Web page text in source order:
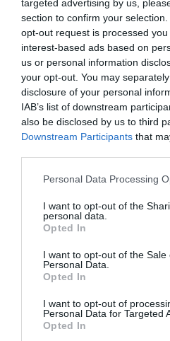
targeted advertising by us,
section to confirm your
opt-out request is processed
interest-based ads based on
us or personal information
your opt-out. You may
disclosure of your personal
IAB’s list of downstream
also be disclosed by us to third
Downstream Participants that
Personal Data Processing
I want to opt-out of the
personal data.
Opted In
I want to opt-out of the Sale
Personal Data.
Opted In
I want to opt-out of
Personal Data for Targeted
Opted In
SOCIEDAD
Eslovaquia no
bendecido en
Europea
Marcelo Gullo: “El
historia, de poner la
desmontar la
cristiano"
por Hispanidad
Artículos anteriores
DIARIO DE LA
Oír se manifiesta
“Pedro Sánchez es un